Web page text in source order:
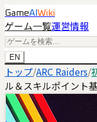
GameAI Wiki
ゲーム一覧運営情報
EN
トップ/ARC Raiders/
ル＆スキルポイント